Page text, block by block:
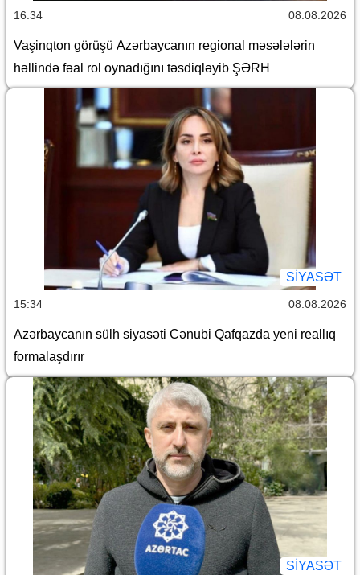
16:34 08.08.2026
Vaşinqton görüşü Azərbaycanın regional məsələlərin
həllində fəal rol oynadığını təsdiqləyib ŞƏRH
SİYASƏT
15:34 08.08.2026
Azərbaycanın sülh siyasəti Cənubi Qafqazda yeni reallıq
formalaşdırır
SİYASƏT